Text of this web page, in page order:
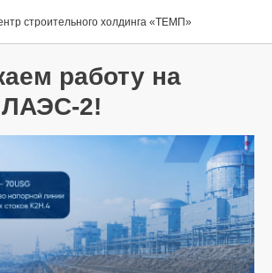
строительного холдинга «ТЕМП»
работу на
ЛАЭС-2!